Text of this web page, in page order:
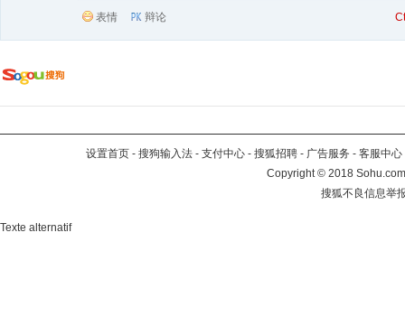
表情 辩论
设置首页 - 搜狗输入法 - 支付中心 - 搜狐招聘 - 广告服务 - 客服中心
Copyright©2018
搜狐不良信息举
Texte alternatif